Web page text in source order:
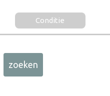
Conditie